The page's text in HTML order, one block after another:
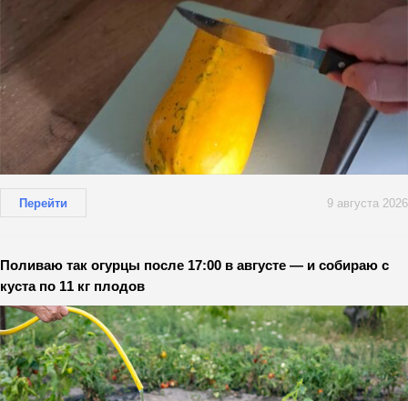
Перейти 9 августа 2026
Поливаю так огурцы после 17:00 в августе — и собираю с
куста по 11 кг плодов